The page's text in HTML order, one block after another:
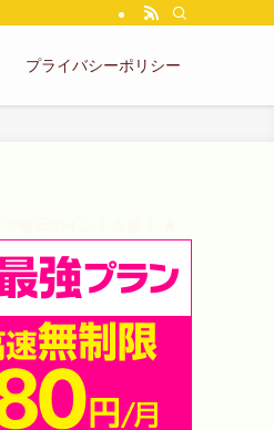
プライバシーポリシー